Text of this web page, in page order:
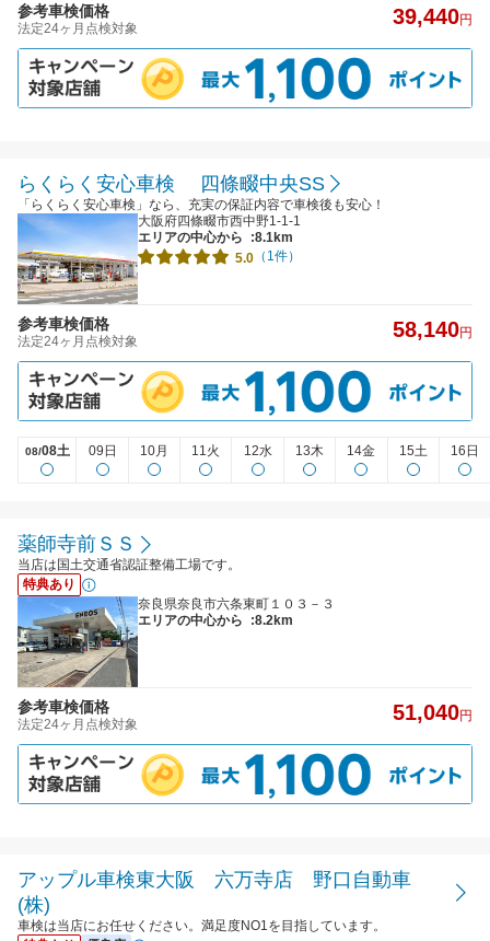
参考車検価格
法定24ヶ月点検対象 39,440円
らくらく安心車検 四條畷中央SS
「らくらく安心車検」なら、充実の保証内容で車検後も安心！
大阪府四條畷市西中野1-1-1
エリアの中心から
:8.1km
5.0 （1件）
参考車検価格
法定24ヶ月点検対象 58,140円
08/08土 09日 10月 11火 12水 13木 14金 15土 16日
薬師寺前ＳＳ
当店は国土交通省認証整備工場です。
特典あり
奈良県奈良市六条東町１０３－３
エリアの中心から
:8.2km
参考車検価格
法定24ヶ月点検対象 51,040円
アップル車検東大阪 六万寺店 野口自動車
(株)
車検は当店にお任せください。満足度NO1を目指しています。